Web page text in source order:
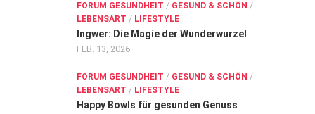
FORUM GESUNDHEIT / GESUND & SCHÖN /
LEBENSART / LIFESTYLE
Ingwer: Die Magie der Wunderwurzel
FEB. 13, 2026
FORUM GESUNDHEIT / GESUND & SCHÖN /
LEBENSART / LIFESTYLE
Happy Bowls für gesunden Genuss